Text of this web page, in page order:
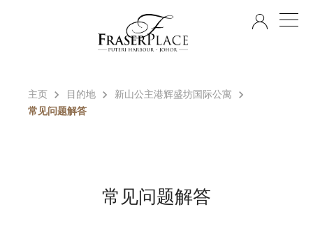
主页 目的地
新山公主港辉盛坊国际公寓
常见问题解答
常见问题解答